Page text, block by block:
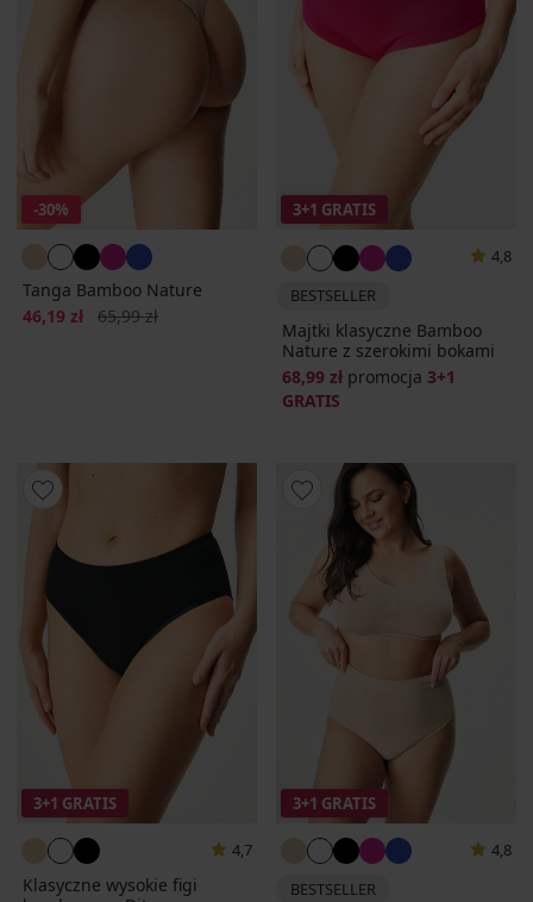
-30%
Tanga Bamboo Nature
Zniżka
46,19 zł Pierwotna cena
65,99 zł
3+1 GRATIS
4,8
BESTSELLER
Majtki klasyczne Bamboo
Nature z szerokimi bokami
68,99 zł promocja 3+1
GRATIS
3+1 GRATIS
4,7
Klasyczne wysokie figi
3+1 GRATIS
4,8
BESTSELLER